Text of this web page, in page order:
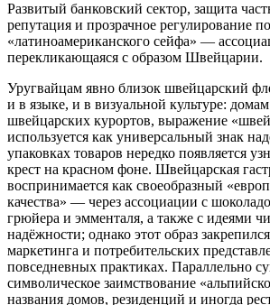
Развитый банковский сектор, защита
репутация и прозрачное регулирование
«латиноамериканского сейфа» —
перекликающаяся с образом Швейцарии.
Уругвайцам явно близок швейцарский
и в языке, и в визуальной культуре:
швейцарских курортов, выражение
используется как универсальный знак
упаковках товаров нередко появляется
крест на красном фоне. Швейцарская
воспринимается как своеобразный
качества» — через ассоциации с
грюйера и эмменталя, а также с идеями
надёжности; однако этот образ
маркетинга и потребительских
повседневных практиках. Параллельно
символическое заимствование
названия домов, резиденций и иногда